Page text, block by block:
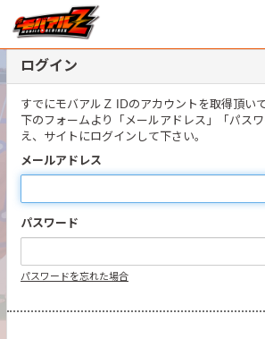
ログイン
すでにモバアルＺ IDのアカウントを取得頂い
下のフォームより「メールアドレス」「パス
え、サイトにログインして下さい。
メールアドレス
パスワード
パスワードを忘れた場合